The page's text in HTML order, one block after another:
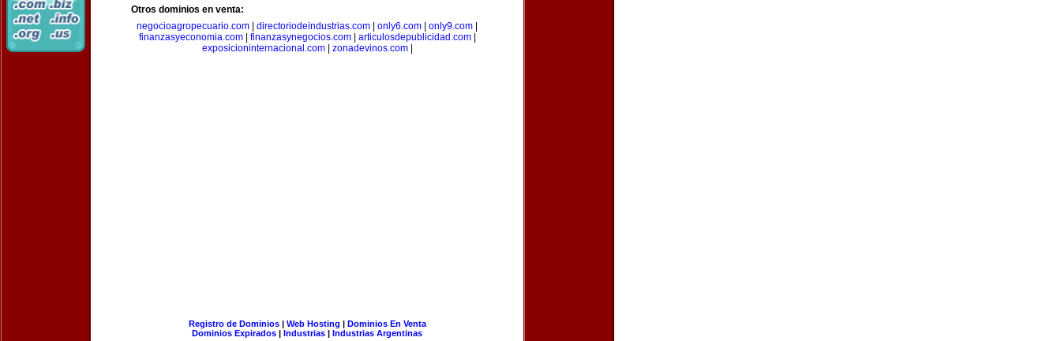
Otros dominios en venta:
negocioagropecuario.com
directoriodeindustrias.com only6.com only9.com
finanzasyeconomia.com| finanzasynegocios.com| articulosdepublicidad.com|
exposicioninternacional.com| zonadevinos.com|
Registro de Dominios| Web Hosting | Dominios En Venta
Dominios Expirados | Industrias | Industrias Argentinas